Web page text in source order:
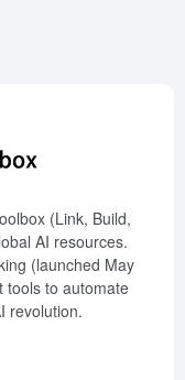
(Link, Build,
AI resources.
(launched May
tools to automate
revolution.